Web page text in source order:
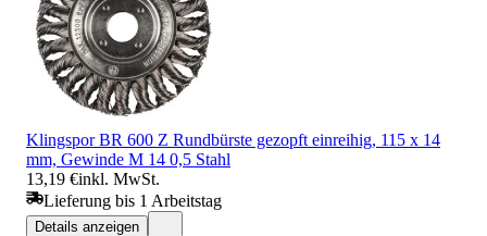
Klingspor BR 600 Z Rundbürste gezopft einreihig, 115 x 14
mm, Gewinde M 14 0,5 Stahl
13,19 €inkl. MwSt.
Lieferung bis 1 Arbeitstag
Details anzeigen